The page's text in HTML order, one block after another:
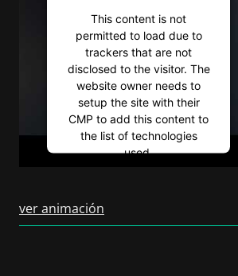
This content is not
permitted to load due to
trackers that are not
disclosed to the visitor. The
website owner needs to
setup the site with their
CMP to add this content to
the list of technologies
used.
Consent Management
ver animación